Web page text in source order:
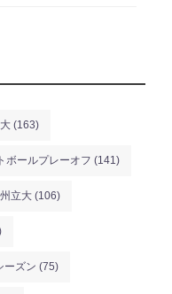
(163)
ボールプレーオフ (141)
立大 (106)
ーズン (75)